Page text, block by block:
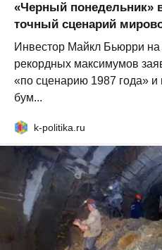
«Черный понедельник»
точный сценарий
Инвестор Майкл Бьюрри
рекордных максимумов
«по сценарию 1987 года» и
бум...
k-politika.ru